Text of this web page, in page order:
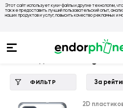
Этот сайт использует куки-файлы и другие технологии,
также предоставить лучший пользовательский опыт,
наших продуктов и услуг, повысить качество рекламных и
💙 Чехлы на
ФИЛЬТР За
2D